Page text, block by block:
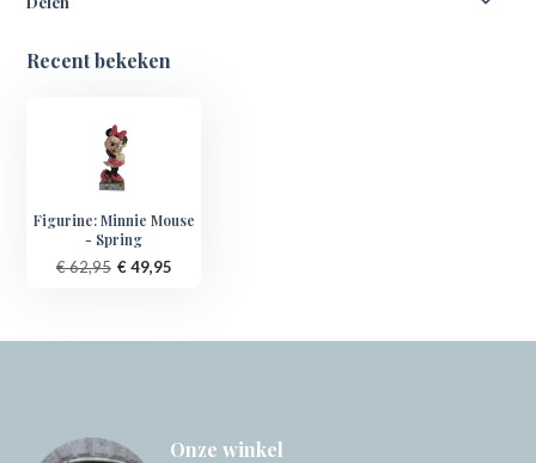
Recent bekeken
Figurine: Minnie Mouse
- Spring
€ 62,95 € 49,95
Onze winkel